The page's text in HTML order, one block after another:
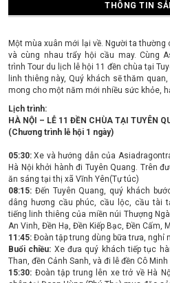
THÔNG TIN
Một mùa xuân mới lại về. Người ta
và cùng nhau trẩy hội cầu may. Cùng
trình Tour du lịch lễ hội 11 đền chùa tại
linh thiêng này, Quý khách sẽ thăm
mong cho một năm mới nhiều sức khỏe,
Lịch trình:
HÀ NỘI – LỄ 11 ĐỀN CHÙA TẠI TUYÊN
(Chương trình lễ hội 1 ngày)
05:30: Xe và hướng dẫn của
Hà Nội khởi hành đi Tuyên Quang. Trên
ăn sáng tại thị xã Vĩnh Yên(Tự túc)
08:15: Đến Tuyên Quang, quý khách
dâng hương cầu phúc, cầu lộc, cầu tài
tiếng linh thiêng của miền núi Thượng
An Vinh, Đền Hạ, Đền Kiếp Bạc, Đền Cấm,
11:45: Đoàn tập trung dùng bữa trưa, nghỉ
Buổi chiều: Xe đưa quý khách tiếp tục
Than, đền Cảnh Sanh, và đi lễ đền Cô
15:30: Đoàn tập trung lên xe trở về Hà